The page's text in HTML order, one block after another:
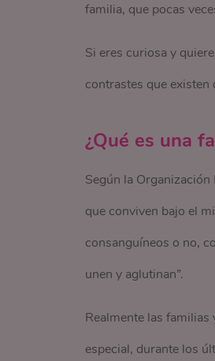
familia, que pocas
Si eres curiosa y
contrastes que existen
¿Qué es una
Según la
que conviven bajo el
consanguíneos o no,
unen y aglutinan”.
Realmente las
especial, durante los